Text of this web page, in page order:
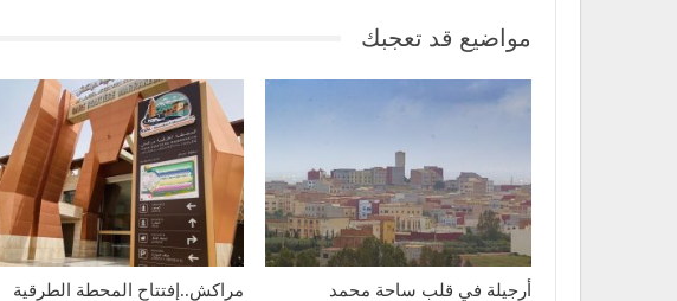
مواضيع قد تعجبك
أرجيلة في قلب ساحة محمد
مراكش..إفتتاح المحطة الطرقية